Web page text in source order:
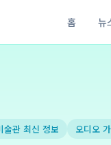
홈 뉴
술관 최신 정보 오디오